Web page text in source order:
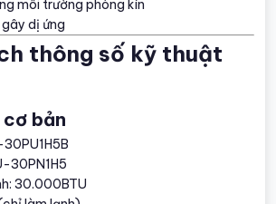
môi trường phòng kín
dị ứng
thông số kỹ thuật
cơ bản
30PN1H5
30.000BTU